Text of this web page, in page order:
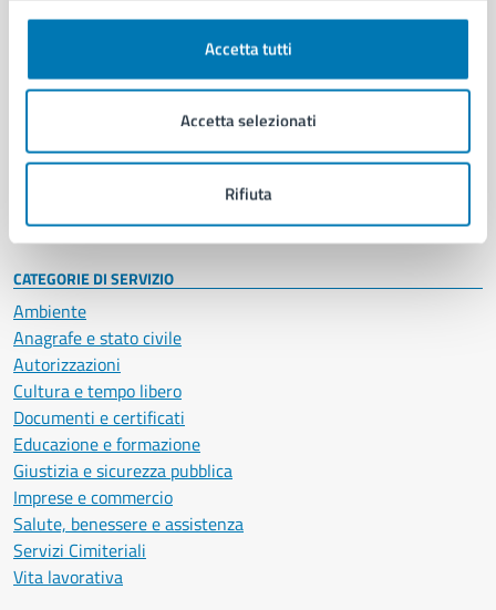
Accetta tutti
Accetta selezionati
Rifiuta
Organi di governo
Enti e fondazioni
Personale amministrativo
Intranet, posta aziendale e protocollo
CATEGORIE DI SERVIZIO
Ambiente
Anagrafe e stato civile
Autorizzazioni
Cultura e tempo libero
Documenti e certificati
Educazione e formazione
Giustizia e sicurezza pubblica
Imprese e commercio
Salute, benessere e assistenza
Servizi Cimiteriali
Vita lavorativa